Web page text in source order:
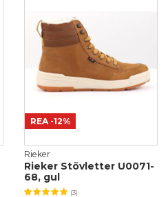
REA -12%
Rieker
Rieker Stövletter U0071-
68, gul
(3)